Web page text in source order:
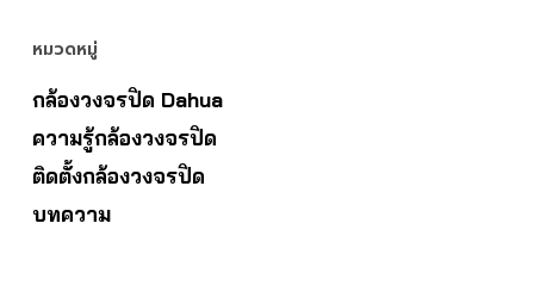
หมวดหมู่
กล้องวงจรปิด Dahua
ความรู้กล้องวงจรปิด
ติดตั้งกล้องวงจรปิด
บทความ